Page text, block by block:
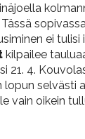
ei tulisi
kilpailee
21. 4.
lopun selvästi
vain oikein